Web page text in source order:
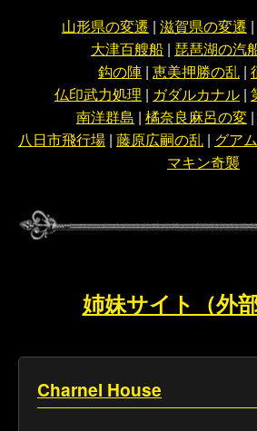
山形県の変遷 | 滋賀県の変遷 |
大津百艘船 | 琵琶湖の汽
鈎の陣 | 恵美押勝の乱 |
仏印武力処理 | ガダルカナル |
南洋群島 | 橘奈良麻呂の変 |
八日市飛行場 | 藤原広嗣の乱 | グア
マキン奇襲
姉妹サイト（外部
Charnel House